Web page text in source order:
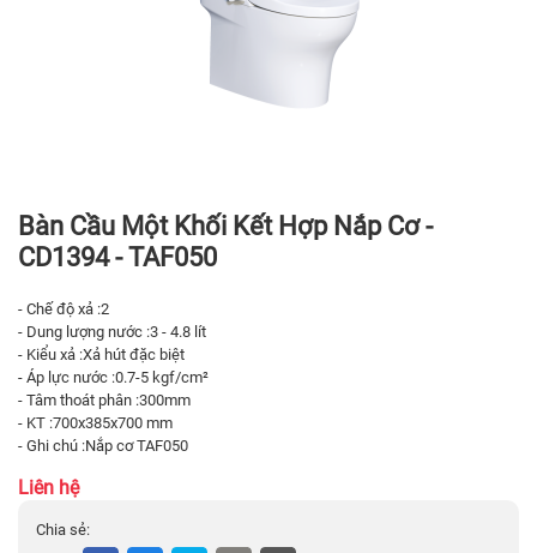
Bàn Cầu Một Khối Kết Hợp Nắp Cơ -
CD1394 - TAF050
- Chế độ xả :2
- Dung lượng nước :3 - 4.8 lít
- Kiểu xả :Xả hút đặc biệt
- Áp lực nước :0.7-5 kgf/cm²
- Tâm thoát phân :300mm
- KT :700x385x700 mm
- Ghi chú :Nắp cơ TAF050
Liên hệ
Chia sẻ: